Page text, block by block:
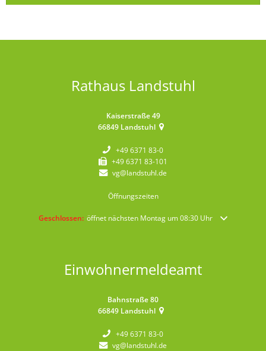
Rathaus Landstuhl
Kaiserstraße 49
66849 Landstuhl
+49 6371 83-0
+49 6371 83-101
vg@landstuhl.de
Öffnungszeiten
Klicken, um weitere Öffnungs- oder Schließzeiten auszublenden
Geschlossen: öffnet nächsten Montag um 08:30 Uhr
Einwohnermeldeamt
Bahnstraße 80
66849 Landstuhl
+49 6371 83-0
vg@landstuhl.de